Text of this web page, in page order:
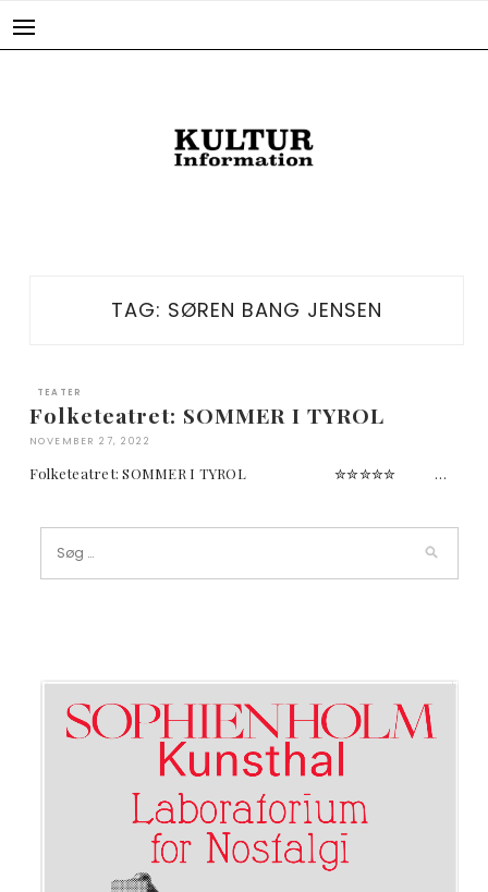
TAG: SØREN BANG JENSEN
TEATER
Folketeatret: SOMMER I TYROL
NOVEMBER 27, 2022
Folketeatret: SOMMER I TYROL ✮✮✮✮✮ …